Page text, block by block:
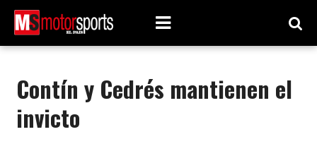
Contín y Cedrés mantienen el
invicto